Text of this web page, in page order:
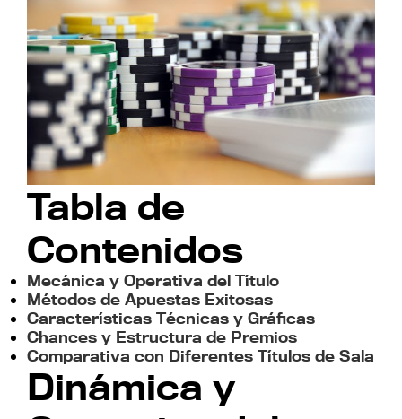
Tabla de
Contenidos
Mecánica y Operativa del Título
Métodos de Apuestas Exitosas
Características Técnicas y Gráficas
Chances y Estructura de Premios
Comparativa con Diferentes Títulos de Sala
Dinámica y